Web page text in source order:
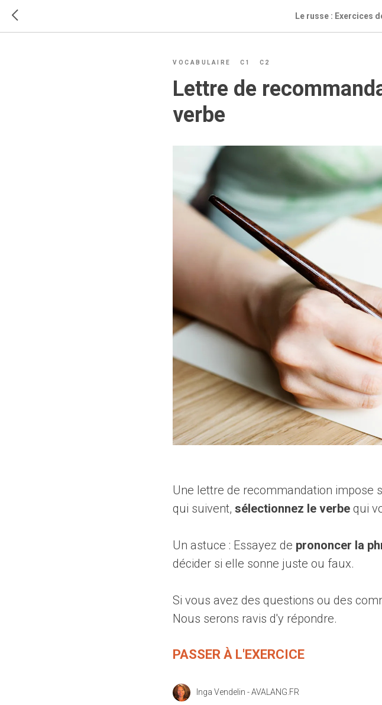
Le russe : Exercices
VOCABULAIRE C1 C2
Lettre de
verbe
Une lettre de recommandation impose
qui suivent, sélectionnez le verbe qui
Un astuce : Essayez de prononcer la
décider si elle sonne juste ou faux.
Si vous avez des questions ou des
Nous serons ravis d'y répondre.
PASSER À L'EXERCICE
Inga Vendelin - AVALANG.FR